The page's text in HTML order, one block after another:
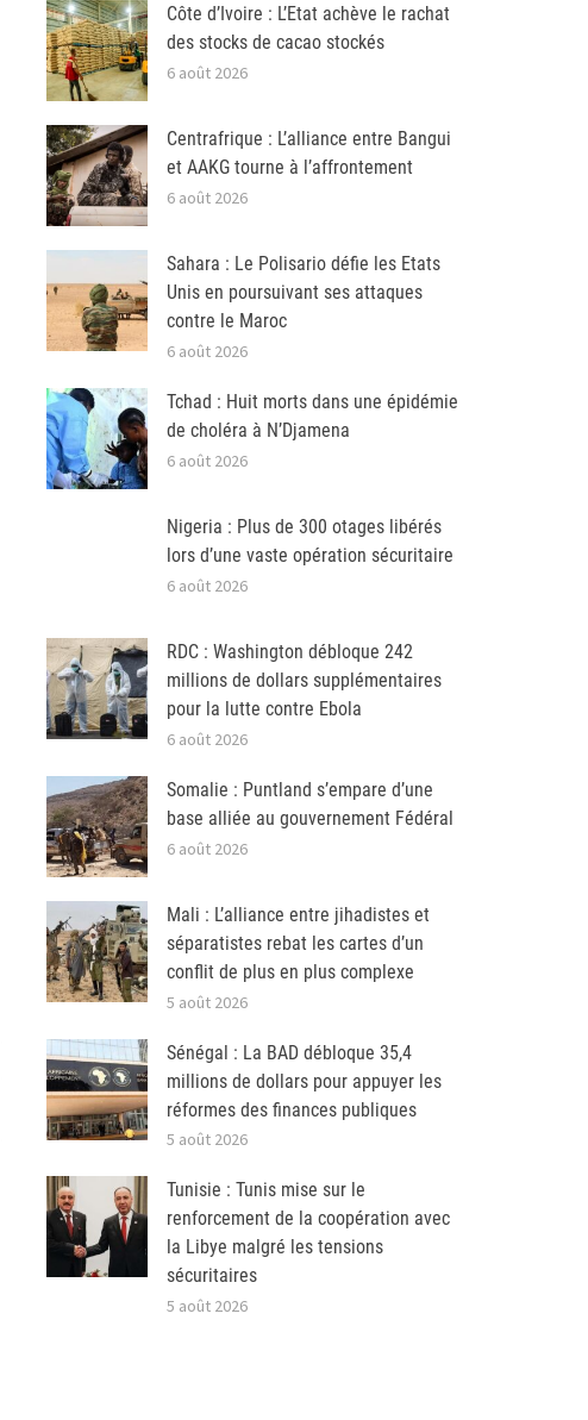
Côte d’Ivoire : L’Etat achève le rachat
des stocks de cacao stockés
6 août 2026
Centrafrique : L’alliance entre Bangui
et AAKG tourne à l’affrontement
6 août 2026
Sahara : Le Polisario défie les Etats
Unis en poursuivant ses attaques
contre le Maroc
6 août 2026
Tchad : Huit morts dans une épidémie
de choléra à N’Djamena
6 août 2026
Nigeria : Plus de 300 otages libérés
lors d’une vaste opération sécuritaire
6 août 2026
RDC : Washington débloque 242
millions de dollars supplémentaires
pour la lutte contre Ebola
6 août 2026
Somalie : Puntland s’empare d’une
base alliée au gouvernement Fédéral
6 août 2026
Mali : L’alliance entre jihadistes et
séparatistes rebat les cartes d’un
conflit de plus en plus complexe
5 août 2026
Sénégal : La BAD débloque 35,4
millions de dollars pour appuyer les
réformes des finances publiques
5 août 2026
Tunisie : Tunis mise sur le
renforcement de la coopération avec
la Libye malgré les tensions
sécuritaires
5 août 2026